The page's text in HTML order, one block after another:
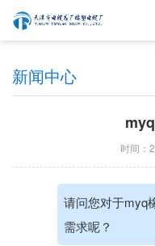
新闻中心
时间：
请问您对于myq
需求呢？